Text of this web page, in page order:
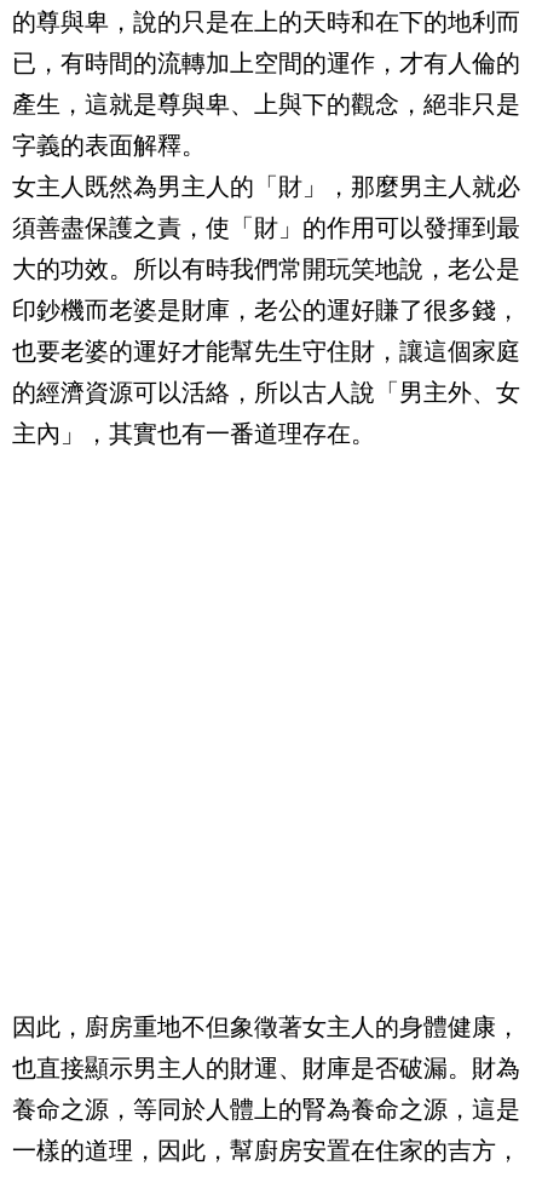
的尊與卑，說的只是在上的天時和在下的地利而
已，有時間的流轉加上空間的運作，才有人倫的
產生，這就是尊與卑、上與下的觀念，絕非只是
字義的表面解釋。
女主人既然為男主人的「財」，那麼男主人就必
須善盡保護之責，使「財」的作用可以發揮到最
大的功效。所以有時我們常開玩笑地說，老公是
印鈔機而老婆是財庫，老公的運好賺了很多錢，
也要老婆的運好才能幫先生守住財，讓這個家庭
的經濟資源可以活絡，所以古人說「男主外、女
主內」，其實也有一番道理存在。
因此，廚房重地不但象徵著女主人的身體健康，
也直接顯示男主人的財運、財庫是否破漏。財為
養命之源，等同於人體上的腎為養命之源，這是
一樣的道理，因此，幫廚房安置在住家的吉方，